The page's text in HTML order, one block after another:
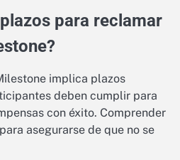
para reclamar
implica plazos
deben cumplir para
con éxito. Comprender
asegurarse de que no se